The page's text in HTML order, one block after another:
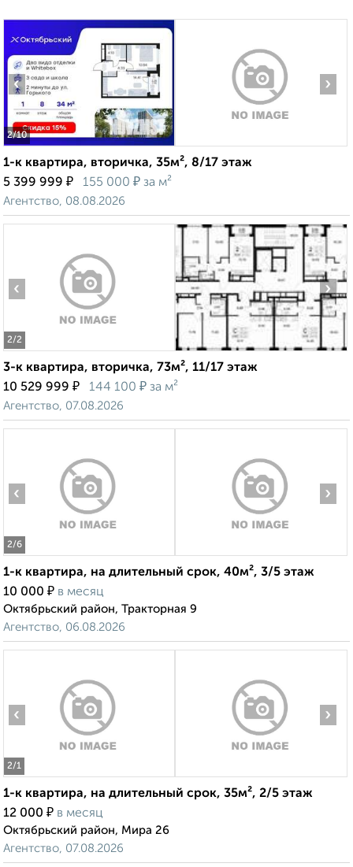
2/10
‹ ›
1-к квартира, вторичка, 35м², 8/17 этаж
5 399 999 ₽ 155 000 ₽ за м²
Агентство, 08.08.2026
2/2
‹ ›
3-к квартира, вторичка, 73м², 11/17 этаж
10 529 999 ₽ 144 100 ₽ за м²
Агентство, 07.08.2026
2/6
‹ ›
1-к квартира, на длительный срок, 40м², 3/5 этаж
10 000 ₽ в месяц
Октябрьский район, Тракторная 9
Агентство, 06.08.2026
2/1
‹ ›
1-к квартира, на длительный срок, 35м², 2/5 этаж
12 000 ₽ в месяц
Октябрьский район, Мира 26
Агентство, 07.08.2026